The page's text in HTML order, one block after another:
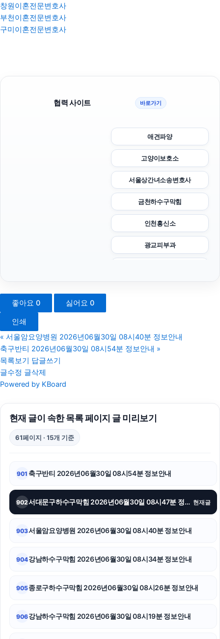
창원이혼전문변호사
부천이혼전문변호사
구미이혼전문변호사
협력 사이트 바로가기
애견파양
고양이보호소
서울상간녀소송변호사
금천하수구막힘
인천흥신소
광교피부과
이혼재산분할
창원이혼전문변호사
상간녀소송
인천하수구막힘
김포공항주차대행
신용카드현금화
좋아요 0 싫어요 0
인쇄
« 서울암요양병원 2026년06월30일 08시40분 정보안내
축구반티 2026년06월30일 08시54분 정보안내 »
목록보기 답글쓰기
글수정 글삭제
Powered by KBoard
현재 글이 속한 목록 페이지 글 미리보기
61페이지 · 15개 기준
901 축구반티 2026년06월30일 08시54분 정보안내
902 서대문구하수구막힘 2026년06월30일 08시47분 정보안내 현재글
903서울암요양병원 2026년06월30일 08시40분 정보안내
904강남하수구막힘 2026년06월30일 08시34분 정보안내
905종로구하수구막힘 2026년06월30일 08시26분 정보안내
906강남하수구막힘 2026년06월30일 08시19분 정보안내